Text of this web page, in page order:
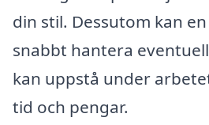
din stil. Dessutom kan
snabbt hantera
kan uppstå under
tid och pengar.